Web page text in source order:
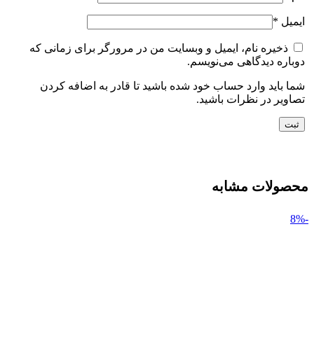
ایمیل *
ذخیره نام، ایمیل و وبسایت من در مرورگر برای زمانی که
دوباره دیدگاهی می‌نویسم.
شما باید وارد حساب خود شده باشید تا قادر به اضافه کردن
تصاویر در نظرات باشید.
محصولات مشابه
-8%